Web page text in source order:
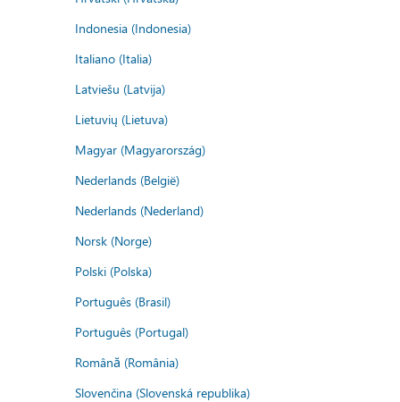
Indonesia (Indonesia)
Italiano (Italia)
Latviešu (Latvija)
Lietuvių (Lietuva)
Magyar (Magyarország)
Nederlands (België)
Nederlands (Nederland)
Norsk (Norge)
Polski (Polska)
Português (Brasil)
Português (Portugal)
Română (România)
Slovenčina (Slovenská republika)